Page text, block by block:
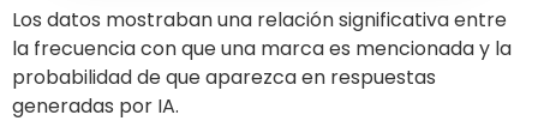
Los datos mostraban una relación significativa entre
la frecuencia con que una marca es mencionada y la
probabilidad de que aparezca en respuestas
generadas por IA.